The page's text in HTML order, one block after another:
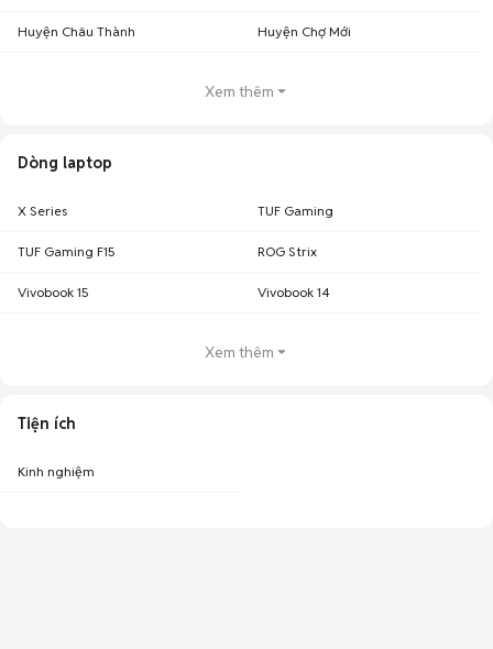
Huyện Châu Thành Huyện Chợ Mới
Xem thêm
Dòng laptop
X Series TUF Gaming
TUF Gaming F15 ROG Strix
Vivobook 15 Vivobook 14
Xem thêm
Tiện ích
Kinh nghiệm